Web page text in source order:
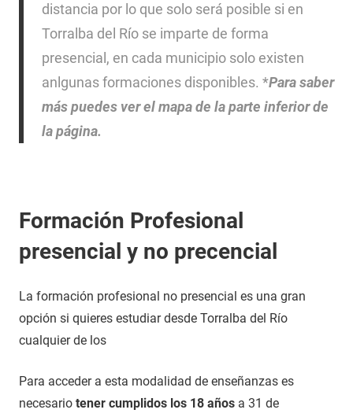
distancia por lo que solo será posible si en
Torralba del Río se imparte de forma
presencial, en cada municipio solo existen
anlgunas formaciones disponibles. *Para saber
más puedes ver el mapa de la parte inferior de
la página.
Formación Profesional
presencial y no precencial
La formación profesional no presencial es una gran
opción si quieres estudiar desde Torralba del Río
cualquier de los
Para acceder a esta modalidad de enseñanzas es
necesario tener cumplidos los 18 años a 31 de